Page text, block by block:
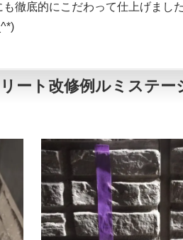
徹底的にこだわって仕上げま
ート改修例ルミステ